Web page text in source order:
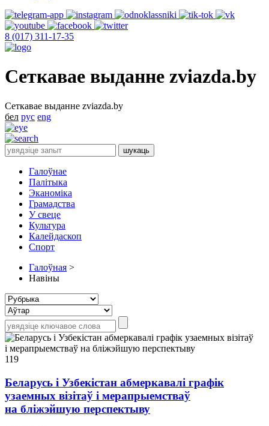
8 (017) 311-17-35
Сеткавае выданне zviazda.by
Сеткавае выданне zviazda.by
бел рус eng
Галоўнае
Палітыка
Эканоміка
Грамадства
У свеце
Культура
Калейдаскоп
Спорт
Галоўная >
Навіны
119
Беларусь і Узбекістан абмеркавалі графік
узаемных візітаў і мерапрыемстваў
на бліжэйшую перспектыву